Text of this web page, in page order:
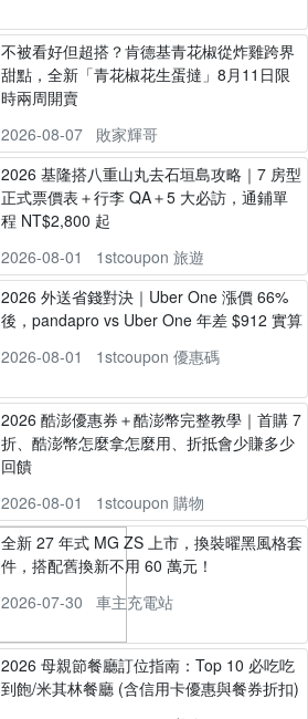
不被看好但超搭？肯德基青花椒從炸雞跨界
甜點，全新「青花椒花生蛋撻」8月11日限
時兩周開賣
2026-08-07
敗家輝哥
2026 基隆搭八重山丸去石垣島攻略｜7 房型
正式票價表＋行李 QA＋5 大必訪，通鋪單
程 NT$2,800 起
2026-08-01
1stcoupon 旅遊
2026 外送省錢對決｜Uber One 漲價 66%
後，pandapro vs Uber One 年差 $912 實算
2026-08-01
1stcoupon 優惠碼
2026 酷澎優惠券＋酷澎幣完整教學｜首購 7
折、酷澎幣怎麼拿怎麼用、折抵會少賺多少
回饋
2026-08-01
1stcoupon 購物
全新 27 年式 MG ZS 上市，換裝曜黑風格套
件，搭配舊換新不用 60 萬元！
2026-07-30
車主充電站
2026 母親節餐廳訂位指南：Top 10 必吃吃
到飽/米其林餐廳 (含信用卡優惠與餐券折扣)